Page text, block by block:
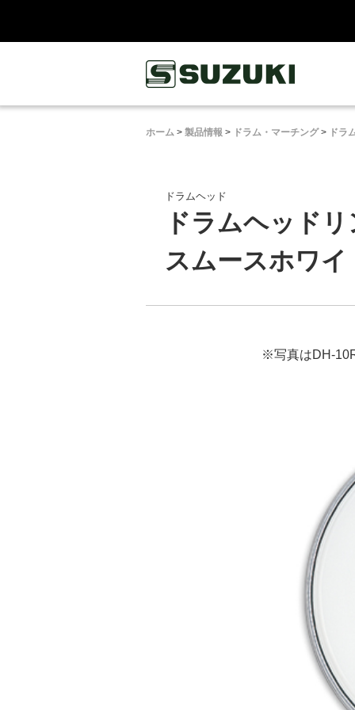
ホーム > 製品情報 > ドラム・マーチング> ドラ
ドラムヘッド
ドラムヘッド
スムースホワ
※写真はDH-